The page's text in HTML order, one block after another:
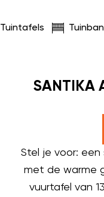
Tuintafels
SANTIKA
Stel je voor: een
met de warme
vuurtafel van